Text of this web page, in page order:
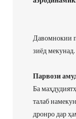
Давомнокии
зиёд мекунад.
Парвози
Ба
талаб
дронро дар